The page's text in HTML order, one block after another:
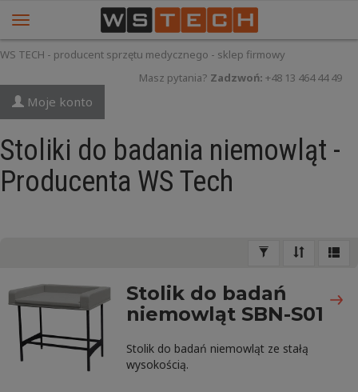
WS TECH - producent sprzętu medycznego - sklep firmowy
Masz pytania? Zadzwoń: +48 13 464 44 49
Moje konto
Stoliki do badania niemowląt -
Producenta WS Tech
Stolik do badań
niemowląt SBN-S01
Stolik do badań niemowląt ze stałą
wysokością.